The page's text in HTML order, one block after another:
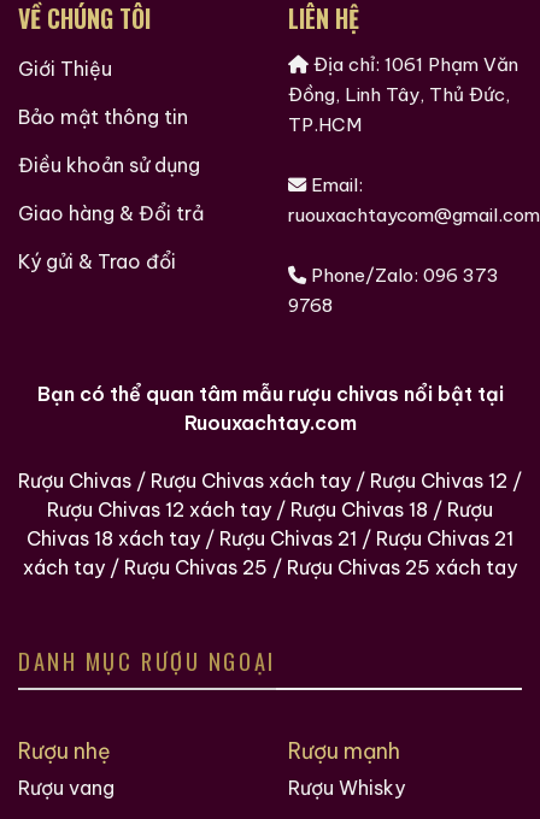
700ml / 43%
0,0
Zalo
700ml / 43%
0,0 (0 đánh giá)
28.880.000₫
Zalo
Giới Thiệu Một Số Mẫu Rượu Brandy
700ml / 40%
0,0 (0 đánh giá)
Zalo
VỀ CHÚNG TÔI
Giới Thiệu
Bảo mật thông tin
Điều khoản sử dụng
Giao hàng & Đổi trả
Ký gửi & Trao đổi
LIÊN HỆ
Địa chỉ: 1061 Phạm Văn
Đồng, Linh Tây, Thủ Đức,
TP.HCM
Email:
ruouxachtaycom@gmail.com
Phone/Zalo: 096 373
9768
Bạn có thể quan tâm mẫu rượu chivas nổi bật tại
Ruouxachtay.com
Rượu Chivas / Rượu Chivas xách tay / Rượu Chivas 12 /
Rượu Chivas 12 xách tay / Rượu Chivas 18 / Rượu
Chivas 18 xách tay / Rượu Chivas 21 / Rượu Chivas 21
xách tay / Rượu Chivas 25 / Rượu Chivas 25 xách tay
DANH MỤC RƯỢU NGOẠI
Rượu nhẹ
Rượu vang
Rượu mạnh
Rượu Whisky